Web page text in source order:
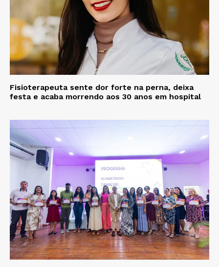
Fisioterapeuta sente dor forte na perna, deixa
festa e acaba morrendo aos 30 anos em hospital